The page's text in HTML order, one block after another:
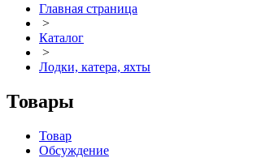
Главная страница
>
Каталог
>
Лодки, катера, яхты
Товары
Товар
Обсуждение